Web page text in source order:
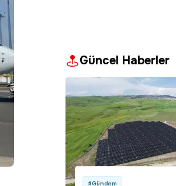
Güncel Haberler
#Gündem